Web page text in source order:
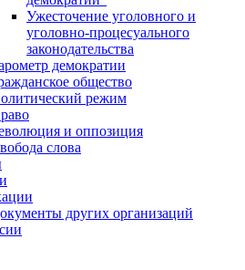
Ужесточение уголовного и
уголовно-процесуального
законодательства
демократии
общество
режим
и оппозиция
слова
других организаций